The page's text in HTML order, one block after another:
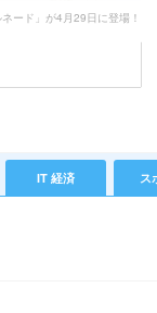
ード」が4月29日に登場！
IT 経済 ス